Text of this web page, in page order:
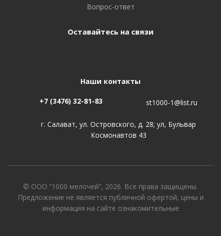
Вопрос-ответ
Оставайтесь на связи
Наши контакты
+7 (3476) 32-81-83 st1000-1@list.ru
г. Салават, ул. Островского, д. 28; ул, Бульвар
Космонавтов 43
© ООО “1000 мелочей”, 2026. Все права защищены.
Предложение не является публичной офертой, цены и
информация на сайте ознакомительные